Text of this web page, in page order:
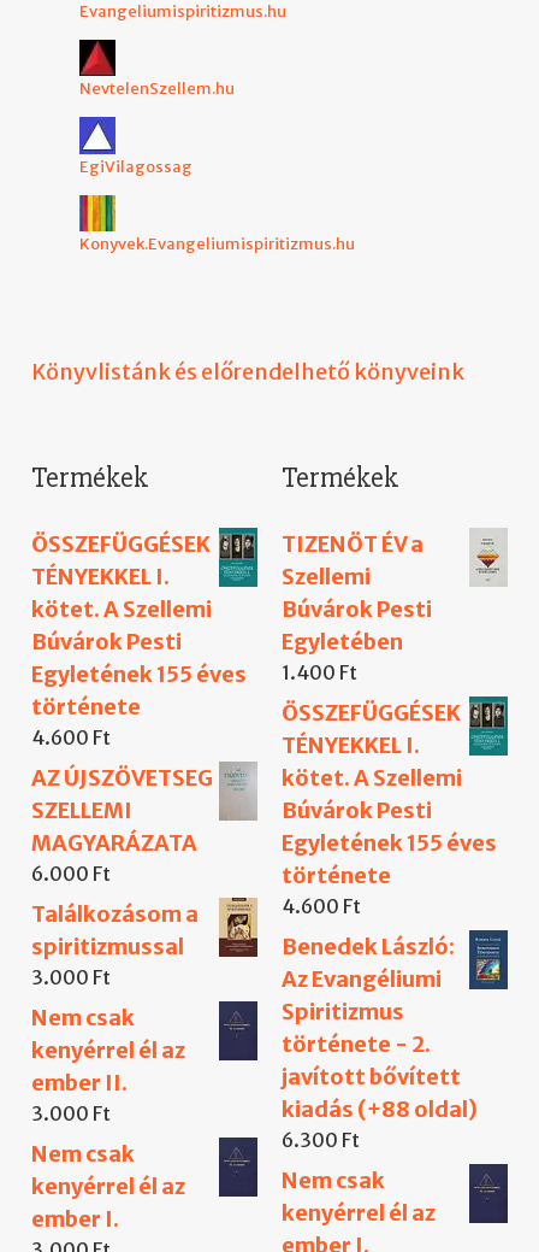
Evangeliumispiritizmus.hu
NevtelenSzellem.hu
EgiVilagossag
Konyvek.Evangeliumispiritizmus.hu
Könyvlistánk és előrendelhető könyveink
Termékek
ÖSSZEFÜGGÉSEK
TÉNYEKKEL I.
kötet. A Szellemi
Búvárok Pesti
Egyletének 155 éves
története
4.600 Ft
AZ ÚJSZÖVETSEG
SZELLEMI
MAGYARÁZATA
6.000 Ft
Találkozásom a
spiritizmussal
3.000 Ft
Nem csak
kenyérrel él az
ember II.
3.000 Ft
Nem csak
kenyérrel él az
ember I.
Termékek
TIZENÖT ÉV a
Szellemi
Búvárok Pesti
Egyletében
1.400 Ft
ÖSSZEFÜGGÉSEK
TÉNYEKKEL I.
kötet. A Szellemi
Búvárok Pesti
Egyletének 155 éves
története
4.600 Ft
Benedek László:
Az Evangéliumi
Spiritizmus
története - 2.
javított bővített
kiadás (+88 oldal)
6.300 Ft
Nem csak
kenyérrel él az
ember I.